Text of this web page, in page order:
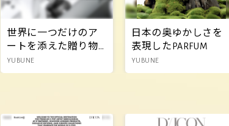
世界に一つだけのア
ートを添えた贈り物
を(墨)
YUBUNE
日本の奥ゆかしさを
表現したPARFUM
YUBUNE